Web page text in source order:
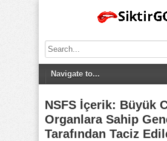
Search
for:
NSFS İçerik: Büyük
Organlara Sahip
Tarafından Taciz